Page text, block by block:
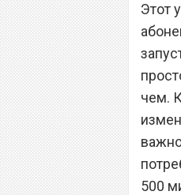
Этот
чем.
500